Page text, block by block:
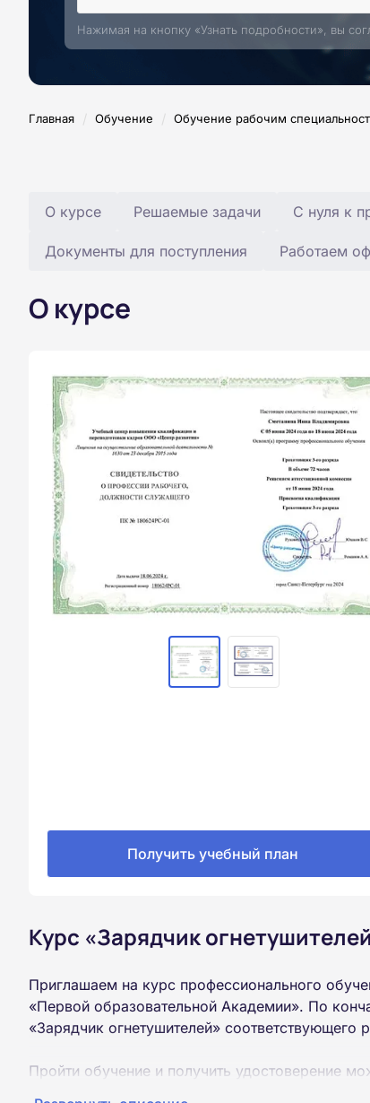
Нажимая на кнопку «Узнать подробности», вы
Главная / Обучение / Обучение рабочим
О курсе Решаемые задачи С нуля к
Документы для поступления Работаем
О курсе
Получить учебный план
Курс «Зарядчик
Приглашаем на курс профессионального
«Первой образовательной Академии». По
«Зарядчик огнетушителей» соответствующего
Пройти обучение и получить удостоверение